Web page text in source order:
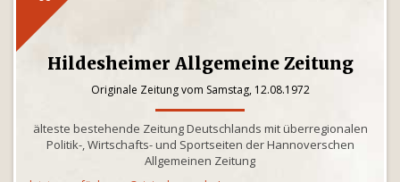
Hildesheimer Allgemeine Zeitung
Originale Zeitung vom Samstag, 12.08.1972
älteste bestehende Zeitung Deutschlands mit überregionalen
Politik-, Wirtschafts- und Sportseiten der Hannoverschen
Allgemeinen Zeitung